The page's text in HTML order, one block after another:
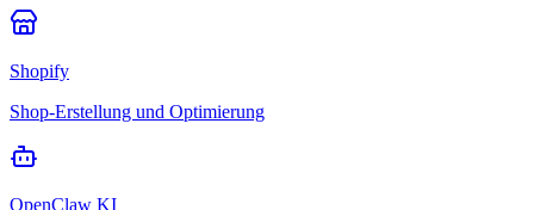
Shopify
Shop-Erstellung und Optimierung
OpenClaw KI